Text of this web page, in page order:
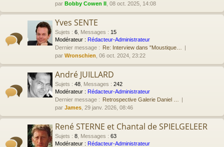
par Bobby Cowen II , 08 oct. 2025, 14:08
Yves SENTE
Sujets : 6 Messages : 15
Modérateur : Rédacteur-Administrateur
Dernier message : Re: Interview dans "Moustique…
par Wronschien , 06 oct. 2024, 23:22
André JUILLARD
Sujets : 48 Messages : 242
Modérateur : Rédacteur-Administrateur
Dernier message : Retrospective Galerie Daniel …
par James , 29 janv. 2026, 08:46
René STERNE et Chantal de SPIELGELEER
Sujets : 8 Messages : 63
Modérateur : Rédacteur-Administrateur